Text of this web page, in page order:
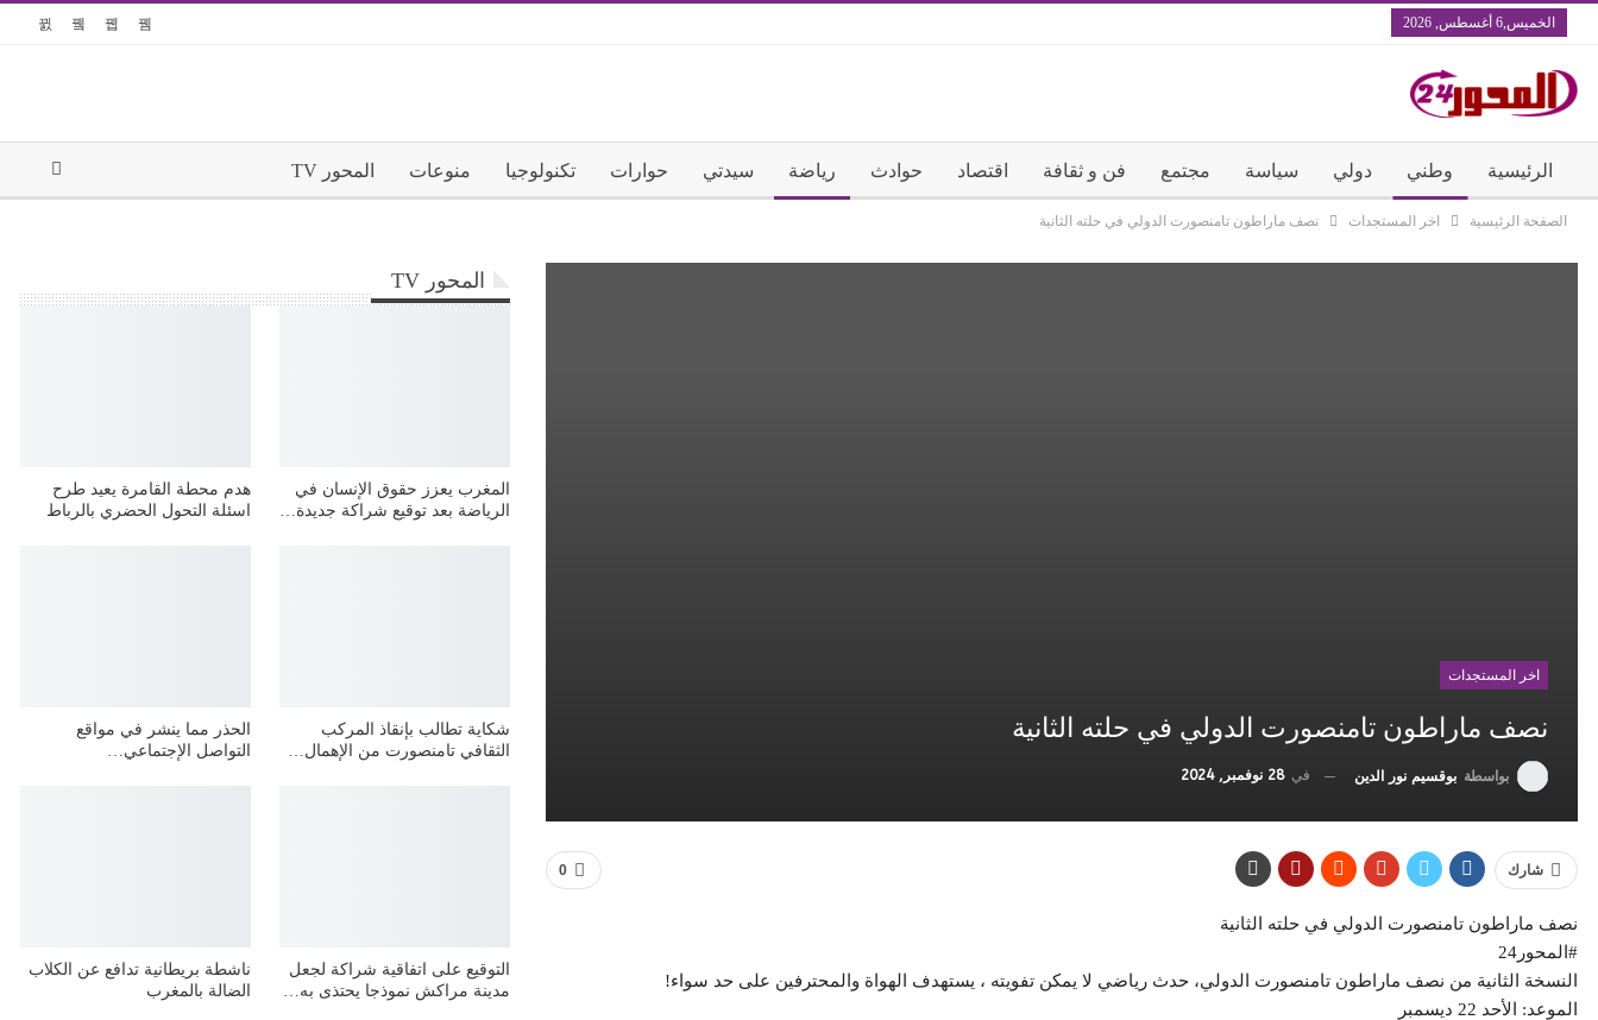
الخميس,6 أغسطس, 2026
الرئيسية وطني دولي سياسة مجتمع فن و ثقافة اقتصاد حوادث رياضة سيدتي حوارات تكنولوجيا منوعات المحور TV
الصفحة الرئيسية اخر المستجدات نصف ماراطون تامنصورت الدولي في حلته الثانية
اخر المستجدات
نصف ماراطون تامنصورت الدولي في حلته الثانية
بواسطة بوقسيم نور الدين في 28 نوفمبر, 2024
0 شارك
نصف ماراطون تامنصورت الدولي في حلته الثانية
#المحور24
النسخة الثانية من نصف ماراطون تامنصورت الدولي، حدث رياضي لا يمكن تفويته ، يستهدف الهواة والمحترفين على حد سواء!
الموعد: الأحد 22 ديسمبر
المحور TV
المغرب يعزز حقوق الإنسان في
الرياضة بعد توقيع شراكة جديدة…
هدم محطة القامرة يعيد طرح
اسئلة التحول الحضري بالرباط
شكاية تطالب بإنقاذ المركب
الثقافي تامنصورت من الإهمال…
الحذر مما ينشر في مواقع
التواصل الإجتماعي…
التوقيع على اتفاقية شراكة لجعل
مدينة مراكش نموذجا يحتذى به…
ناشطة بريطانية تدافع عن الكلاب
الضالة بالمغرب